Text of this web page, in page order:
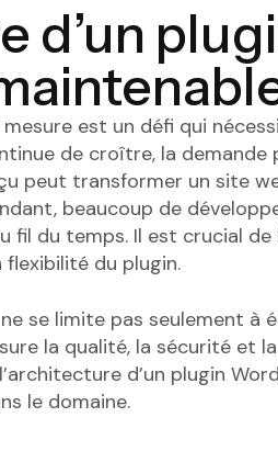
d’un
est un défi qui
de croître, la
peut transformer un site
beaucoup de
fil du temps. Il est crucial
du plugin.
se limite pas seulement à
la qualité, la sécurité et
d’un plugin
le domaine.